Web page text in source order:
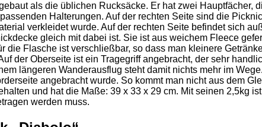
als die üblichen Rucksäcke. Er hat zwei
Halterungen. Auf der rechten Seite sind die
verkleidet wurde. Auf der rechten Seite befindet sich
gleich mit dabei ist. Sie ist aus weichem Fleece
die Flasche ist verschließbar, so dass man kleinere
der Oberseite ist ein Tragegriff angebracht, der sehr
längeren Wanderausflug steht damit nichts mehr im
angebracht wurde. So kommt man nicht aus dem
und hat die Maße: 39 x 33 x 29 cm. Mit seinen 2,5kg
werden muss.